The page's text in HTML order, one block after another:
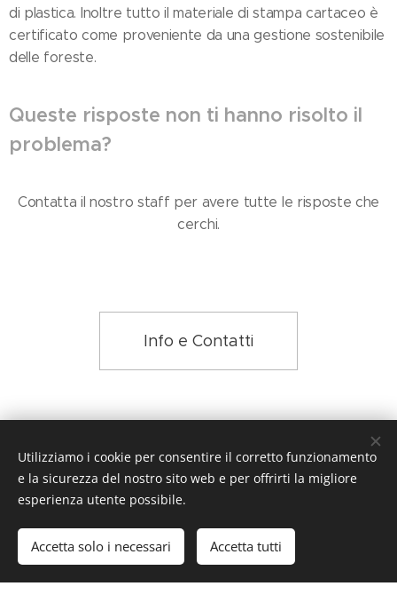
di plastica. Inoltre tutto il materiale di stampa cartaceo è
certificato come proveniente da una gestione sostenibile
delle foreste.
Queste risposte non ti hanno risolto il
problema?
Contatta il nostro staff per avere tutte le risposte che
cerchi.
Info e Contatti
© 2016-2019 Festa dell'Olio della Valle di Mezzane - Piazza
IV Novembre, 6, Mezzane di Sotto, VR, Italia
Comune di Mezzane - P.IVA 00596180232
Creato con
Webnode Cookies
Crea il tuo sito web gratis! Inizia
Utilizziamo i cookie per consentire il corretto funzionamento
e la sicurezza del nostro sito web e per offrirti la migliore
esperienza utente possibile.
Accetta solo i necessari Accetta tutti